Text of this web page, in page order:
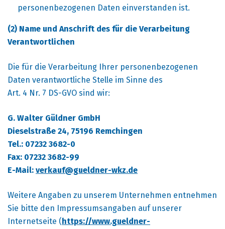
personenbezogenen Daten einverstanden ist.
(2) Name und Anschrift des für die Verarbeitung
Verantwortlichen
Die für die Verarbeitung Ihrer personenbezogenen
Daten verantwortliche Stelle im Sinne des
Art. 4 Nr. 7 DS-GVO sind wir:
G. Walter Güldner GmbH
Dieselstraße 24, 75196 Remchingen
Tel.: 07232 3682-0
Fax: 07232 3682-99
E-Mail: verkauf@gueldner-wkz.de
Weitere Angaben zu unserem Unternehmen entnehmen
Sie bitte den Impressumsangaben auf unserer
Internetseite (https://www.gueldner-